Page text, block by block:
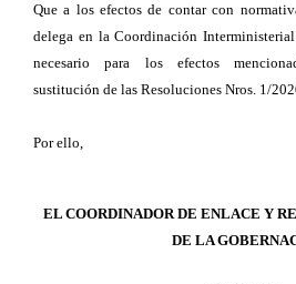
Que a los efectos de contar con
delega en la Coordinación
necesario para los efectos
sustitución de las Resoluciones Nros. 1/
Por ello,
EL COORDINADOR DE ENLACE Y
DE LA